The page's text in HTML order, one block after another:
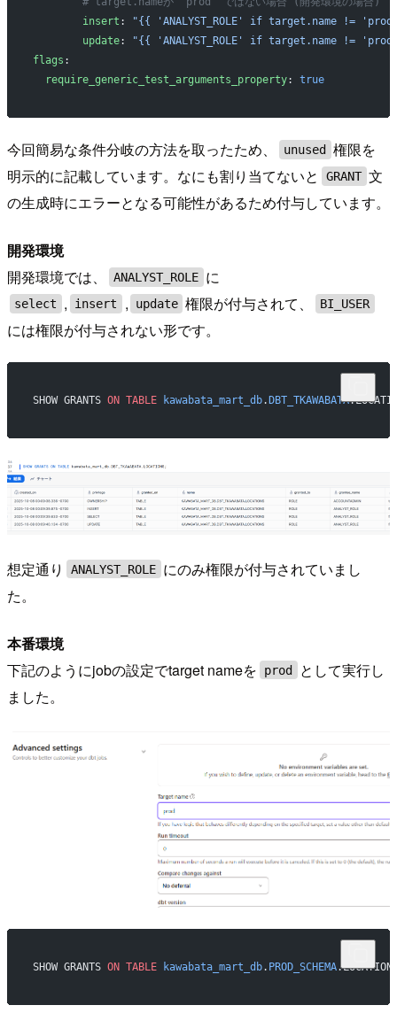
        insert
:
"{{ 'ANALYST_ROLE' if target.name !=
        update
:
"{{ 'ANALYST_ROLE' if target.name !=
flags :
  require_generic_test_arguments_property
: true
今回簡易な条件分岐の方法を取ったため、 unused
権限を
明示的に記載しています。なにも割り当てないと
GRANT 文
の生成時にエラーとなる可能性があるため付与しています。
開発環境
開発環境では、
ANALYST_ROLE に
select , insert , update 権限が付与されて、 BI_USER
には権限が付与されない形です。
SHOW GRANTS ON TABLE kawabata_mart_db.DBT_TKAWABATA
想定通り ANALYST_ROLE にのみ権限が付与されていまし
た。
本番環境
下記のようにjobの設定でtarget nameを
prod
として実行し
ました。
SHOW GRANTS ON TABLE kawabata_mart_db. PROD_SCHEMA